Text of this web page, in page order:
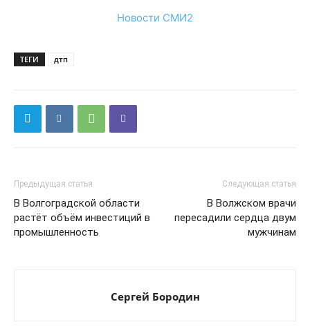
Новости СМИ2
ТЕГИ дтп
Предыдущая статья
В Волгоградской области
растёт объём инвестиций в
промышленность
Следующая статья
В Волжском врачи
пересадили сердца двум
мужчинам
Сергей Бородин